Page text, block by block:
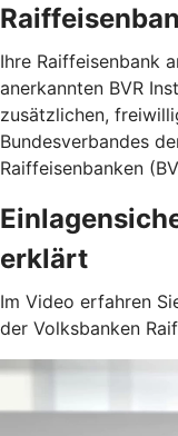
Ihre Raiffeisenbank
anerkannten BVR
zusätzlichen,
Bundesverbandes
Raiffeisenbanken
erklärt
Im Video erfahren
der Volksbanken